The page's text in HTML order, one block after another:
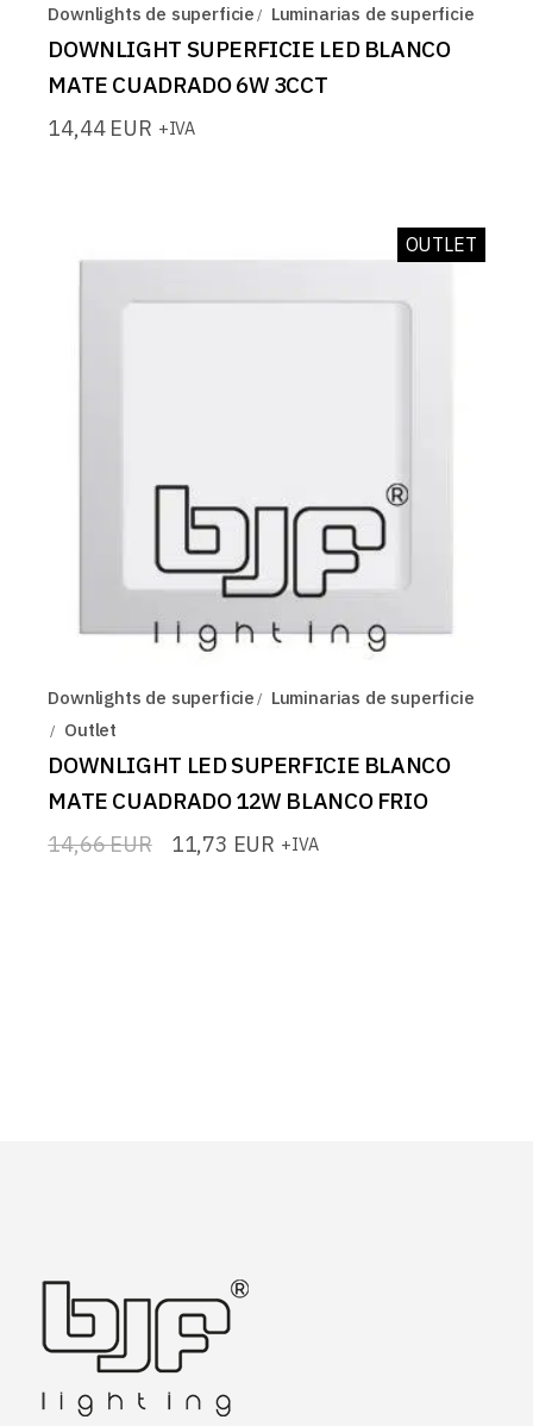
Downlights de superficie Luminarias de superficie
DOWNLIGHT SUPERFICIE LED BLANCO
MATE CUADRADO 6W 3CCT
14,44 EUR +IVA
OUTLET
Downlights de superficie
Luminarias de superficie
Outlet
DOWNLIGHT LED SUPERFICIE BLANCO
MATE CUADRADO 12W BLANCO FRIO
14,66EUR
El 11,73 EUR
El +IVA